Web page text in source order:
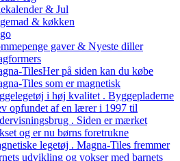
& Jul
& køkken
gaver & Nyeste diller
TilesHer på siden kan du købe
Tiles som er magnetisk
i høj kvalitet . Byggepladerne
opfundet af en lærer i 1997 til
. Siden er mærket
og er nu børns foretrukne
legetøj . Magna-Tiles fremmer
udvikling og vokser med barnets